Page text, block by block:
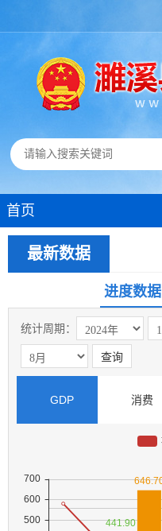
首页
最新数据
进度数据
统计周期：
GDP 消费